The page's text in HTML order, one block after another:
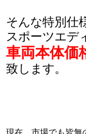
そんな特別仕
スポーツエデ
車両本体価
致します。
現在、市場でも皆無